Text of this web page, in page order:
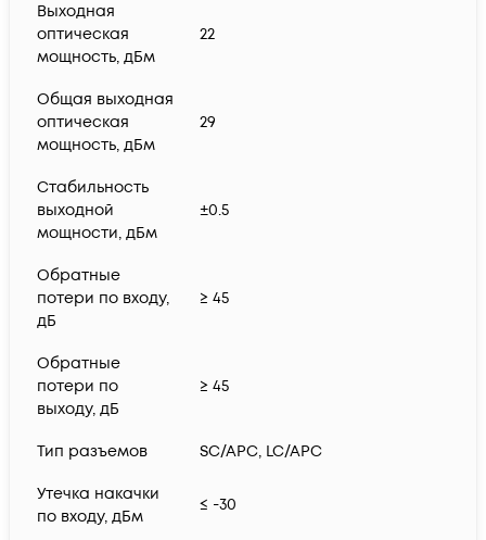
Выходная
оптическая
мощность, дБм
22
Общая выходная
оптическая
мощность, дБм
29
Стабильность
выходной
мощности, дБм
±0.5
Обратные
потери по входу,
дБ
≥ 45
Обратные
потери по
выходу, дБ
≥ 45
Тип разъемов SC/APC, LC/APC
Утечка накачки
по входу, дБм
≤ -30